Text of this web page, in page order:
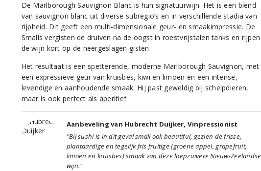
De Marlborough Sauvignon Blanc is hun signatuurwijn. Het is een blend
van sauvignon blanc uit diverse subregio’s en in verschillende stadia van
rijpheid. Dit geeft een multi-dimensionale geur- en smaakimpressie. De
Smalls vergisten de druiven na de oogst in roestvrijstalen tanks en rijpen
de wijn kort op de neergeslagen gisten.
Het resultaat is een spetterende, moderne Marlborough Sauvignon, met
een expressieve geur van kruisbes, kiwi en limoen en een intense,
levendige en aanhoudende smaak. Hij past geweldig bij schelpdieren,
maar is ook perfect als aperitief.
Aanbeveling van Hubrecht Duijker, Vinpressionist
"Bij sushi is in dit geval small ook beautiful, gezien de frisse,
plantaardige en tegelijk fris fruitige (groene appel, grapefruit,
limoen en kruisbes) smaak van deze loepzuivere Nieuw-Zeelandse
wijn."